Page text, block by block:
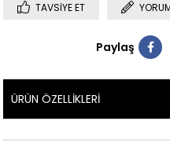
TAVSIYE ET
Paylaş
ÜRÜN ÖZELLIKLERI